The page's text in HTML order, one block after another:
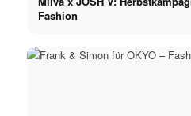
Fashion